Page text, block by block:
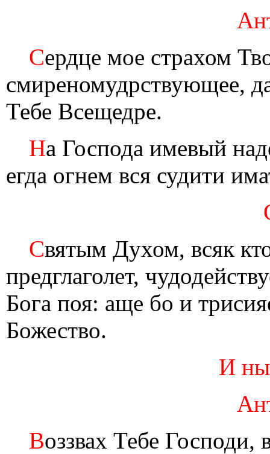
Сердце мое страхом
смиреномудрствующее,
Тебе Всещедре.
На Господа имевый
егда огнем вся судити
Святым Духом, всяк
предглаголет,
Бога поя: аще бо и
Божество.
И
Воззвах Тебе